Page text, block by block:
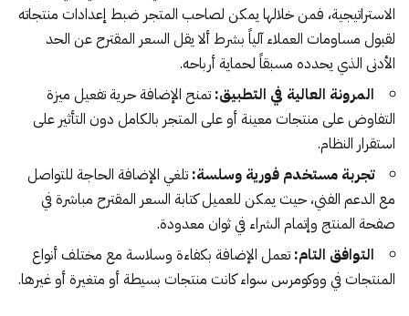
الاستراتيجية، فمن خلالها يمكن لصاحب المتجر ضبط إعدادات منتجاته
لقبول مساومات العملاء آلياً بشرط ألا يقل السعر المقترح عن الحد
الأدنى الذي يحدده مسبقاً لحماية أرباحه.
المرونة العالية في التطبيق:تمنح الإضافة حرية تفعيل ميزة
التفاوض على منتجات معينة أو على المتجر بالكامل دون التأثير على
استقرار النظام.
تجربة مستخدم فورية وسلسة:تلغي الإضافة الحاجة للتواصل
مع الدعم الفني، حيث يمكن للعميل كتابة السعر المقترح مباشرة في
صفحة المنتج وإتمام الشراء في ثوان معدودة.
التوافق التام:تعمل الإضافة بكفاءة وسلاسة مع مختلف أنواع
المنتجات في ووكومرس سواء كانت منتجات بسيطة أو متغيرة أو غيرها.